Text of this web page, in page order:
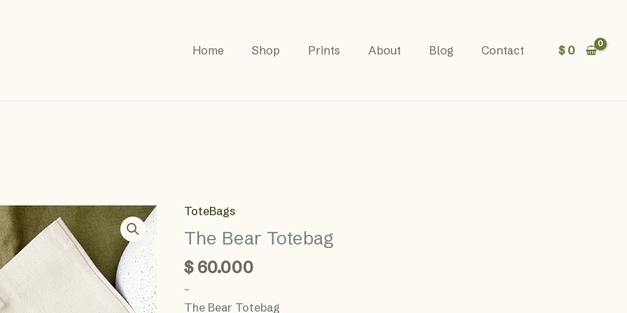
Home Shop Prints About Blog Contact $0
ToteBags
The Bear Totebag
$60.000
–
The Bear Totebag